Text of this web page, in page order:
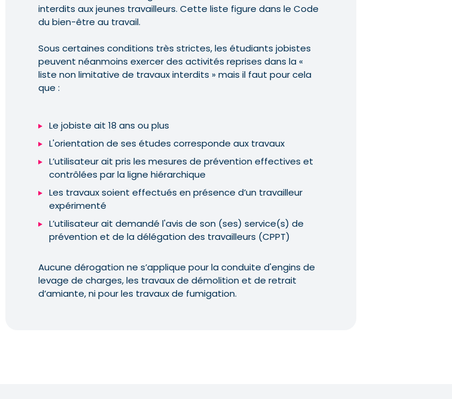
interdits aux jeunes travailleurs. Cette liste figure dans le Code
du bien-être au travail.
Sous certaines conditions très strictes, les étudiants jobistes
peuvent néanmoins exercer des activités reprises dans la «
liste non limitative de travaux interdits » mais il faut pour cela
que :
Le jobiste ait 18 ans ou plus
L'orientation de ses études corresponde aux travaux
L’utilisateur ait pris les mesures de prévention effectives et
contrôlées par la ligne hiérarchique
Les travaux soient effectués en présence d’un travailleur
expérimenté
L’utilisateur ait demandé l'avis de son (ses) service(s) de
prévention et de la délégation des travailleurs (CPPT)
Aucune dérogation ne s’applique pour la conduite d'engins de
levage de charges, les travaux de démolition et de retrait
d’amiante, ni pour les travaux de fumigation.